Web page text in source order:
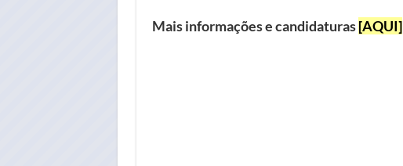
Mais informações e candidaturas[AQUI]